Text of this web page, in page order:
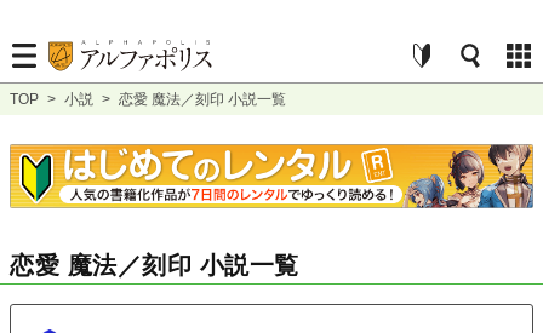
TOP > 小説 > 恋愛 魔法／刻印 小説一覧
恋愛 魔法／刻印 小説一覧